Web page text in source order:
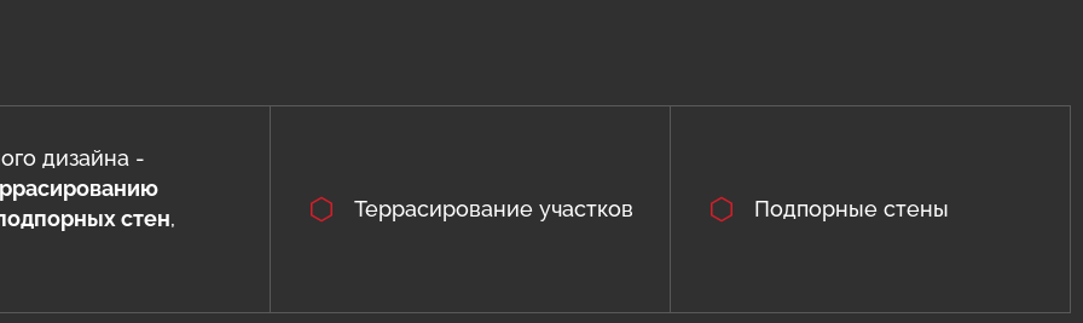
дизайна -
стен,
Террасирование участков Подпорные стены